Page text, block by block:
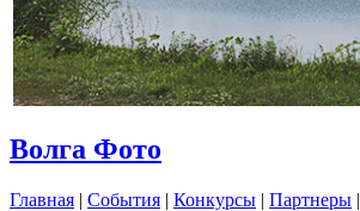
Волга Фото
Главная | События | Конкурсы | Партнеры |